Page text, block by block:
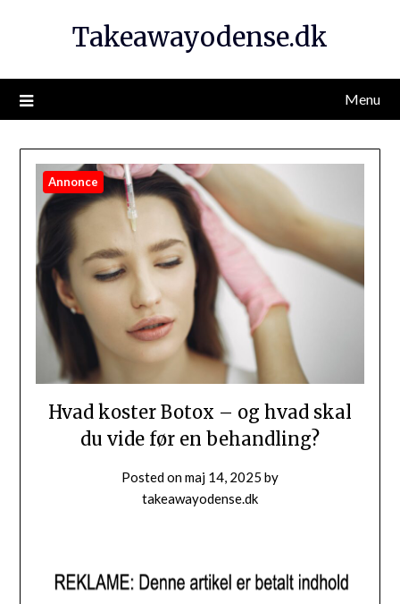
Takeawayodense.dk
Menu
Annonce
Hvad koster Botox – og hvad skal
du vide før en behandling?
Posted onmaj 14, 2025 by
takeawayodense.dk